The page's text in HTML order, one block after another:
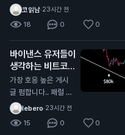
올수도 있음 내가 한
국,해외 전부 커뮤 둘
러본 결과 그 자리에
서 풀매수 기다리는
개미들이 너무많음
코읽남·23시간 전
18 0 0
바이낸스 유저들이
생각하는 비트코인
바닥
N
가장 호응 높은 게시
글 펌합니다.. 패럴 채
널안에서 하방으로 밀
리는중인데 패럴 중단
맞고 올라갈거라는 의
lebero·23시간 전
15 0 0